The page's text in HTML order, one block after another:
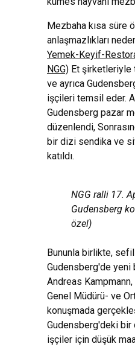
Mezbaha kısa süre
anlaşmazlıkları
Yemek-Keyif-
NGG) Et şirketleriyle
ve ayrıca
işçileri temsil eder.
Gudensberg pazar
düzenlendi,
bir dizi sendika ve
katıldı.
NGG ralli 17.
Gudensberg
özel)
Bununla birlikte, sefil
Gudensberg'de yeni
Andreas
Genel Müdürü- ve
konuşmada
Gudensberg'deki
işçiler için düşük